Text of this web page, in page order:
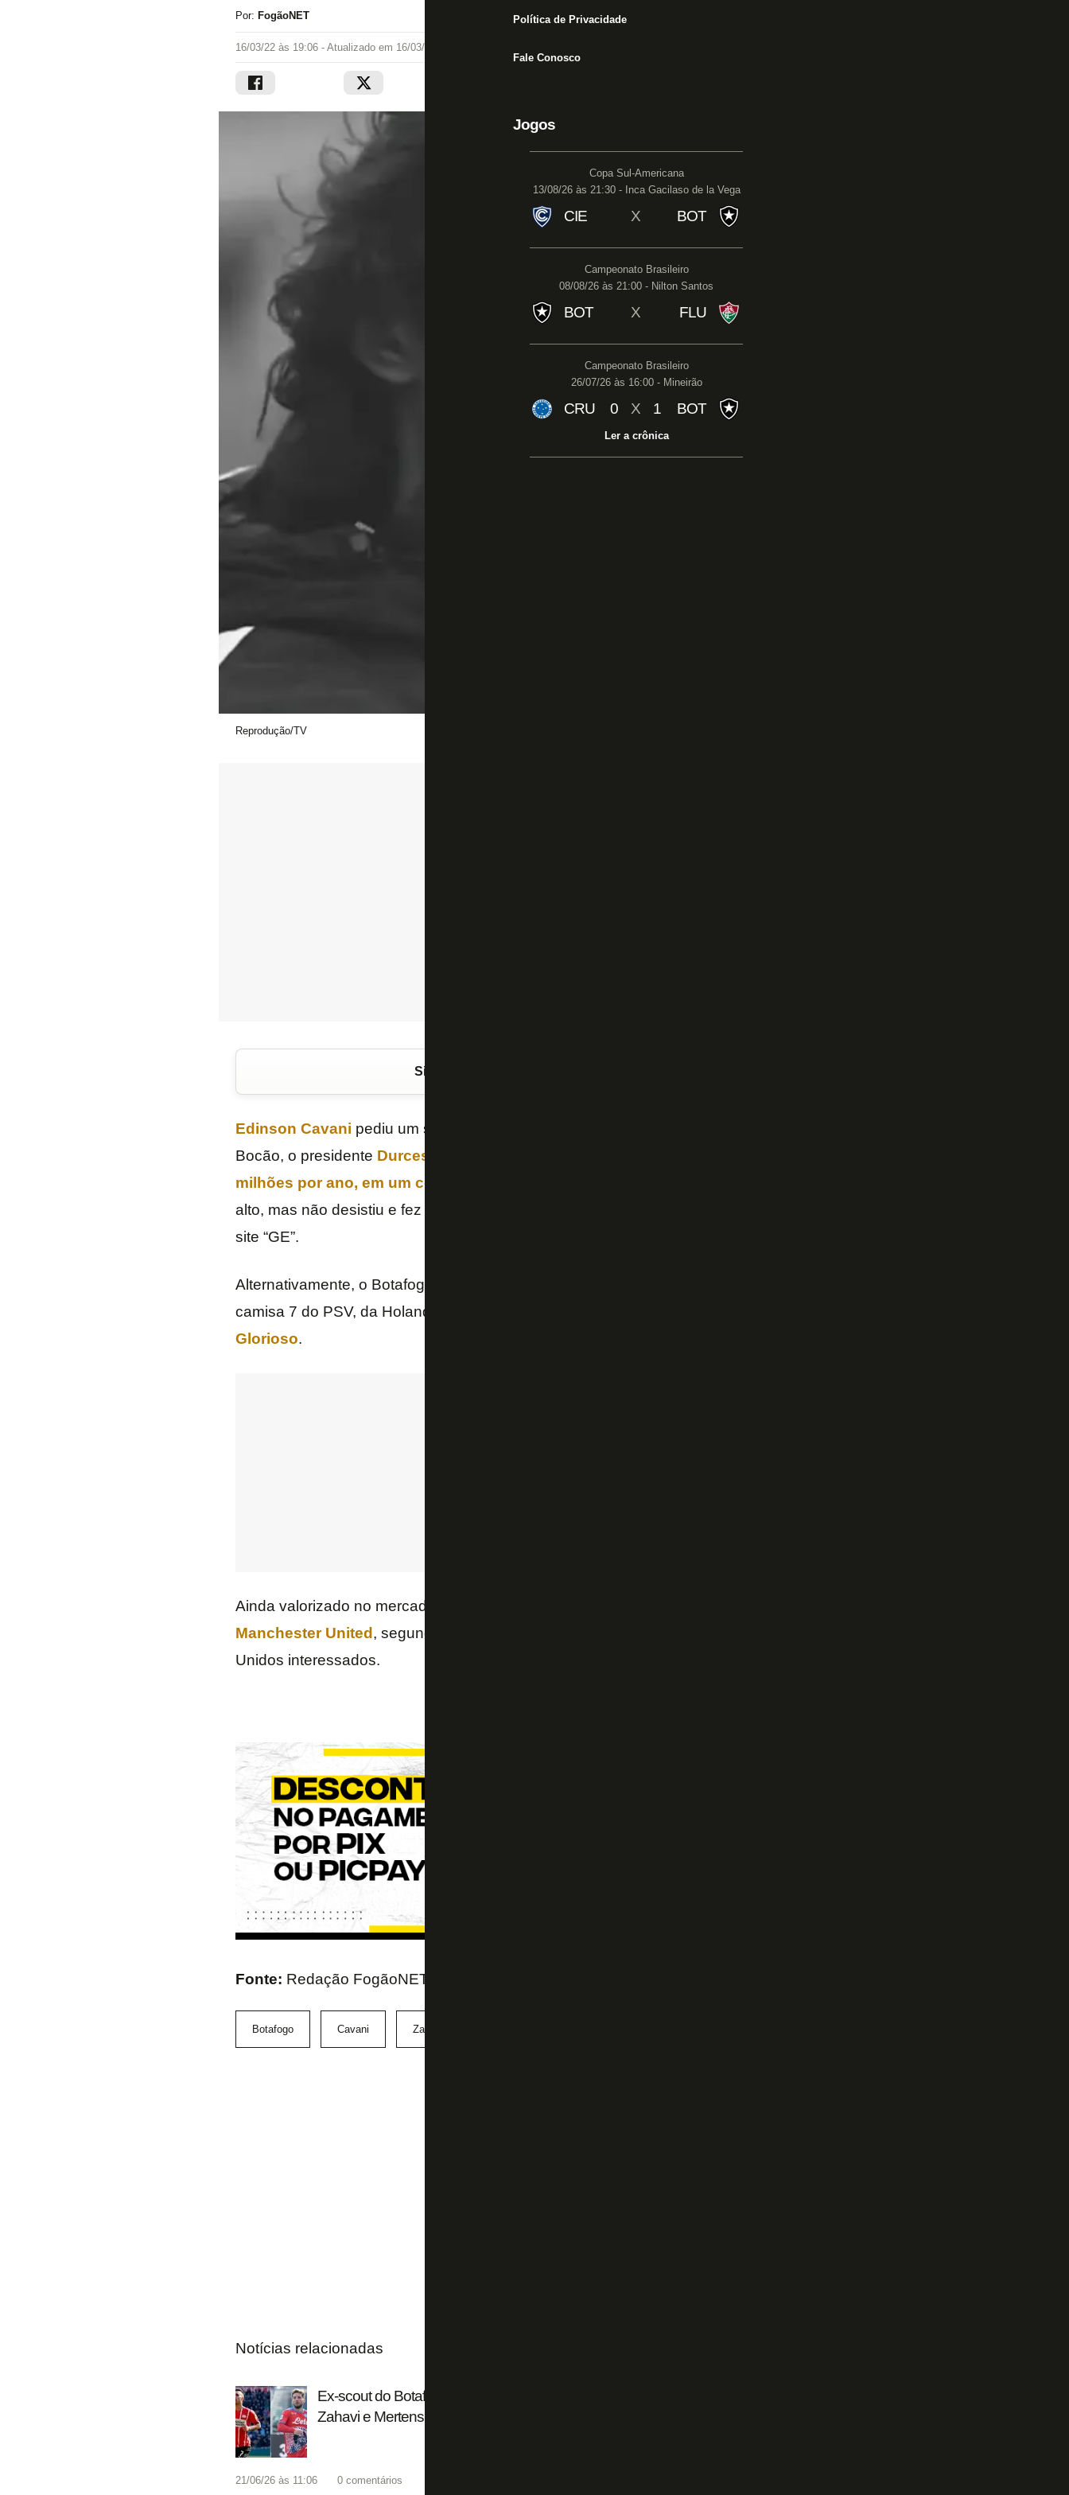
Política de Privacidade
Fale Conosco
Jogos
Copa Sul-Americana
13/08/26 às 21:30 - Inca Gacilaso de la Vega
CIE X BOT
Campeonato Brasileiro
08/08/26 às 21:00 - Nilton Santos
BOT X FLU
Campeonato Brasileiro
26/07/26 às 16:00 - Mineirão
CRU 0 X 1 BOT
Ler a crônica
Por: FogãoNET
16/03/22 às 19:06 - Atualizado em 16/03/22 às 19:57
Reprodução/TV
Siga o FogãoNET
Edinson Cavani pediu um salário alto ao
Bocão, o presidente Durcesio Mello
milhões por ano, em um contrato de três temporadas
alto, mas não desistiu e fez uma contraproposta na última terça-feira. A informação é do
site “GE”.
Alternativamente, o Botafogo estuda outras opções, como o israelense
camisa 7 do PSV, da Holanda.
Glorioso.
Ainda valorizado no mercado, Cavani recebe salário acima de R$ 60 milhões no
Manchester United , segundo a imprensa local. Há clubes da Espanha e dos Estados
Unidos interessados.
Fonte: Redação FogãoNET e GE
Botafogo Cavani Zahavi
Notícias relacionadas
Ex-scout do Botafogo recorda ‘megalomania’ no início da era SAF com tentativas por
Zahavi e Mertens: ‘Movimentos muito incentivados’
21/06/26 às 11:06 0 comentários